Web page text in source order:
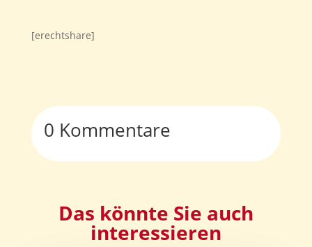
[erechtshare]
0 Kommentare
Das könnte Sie auch
interessieren